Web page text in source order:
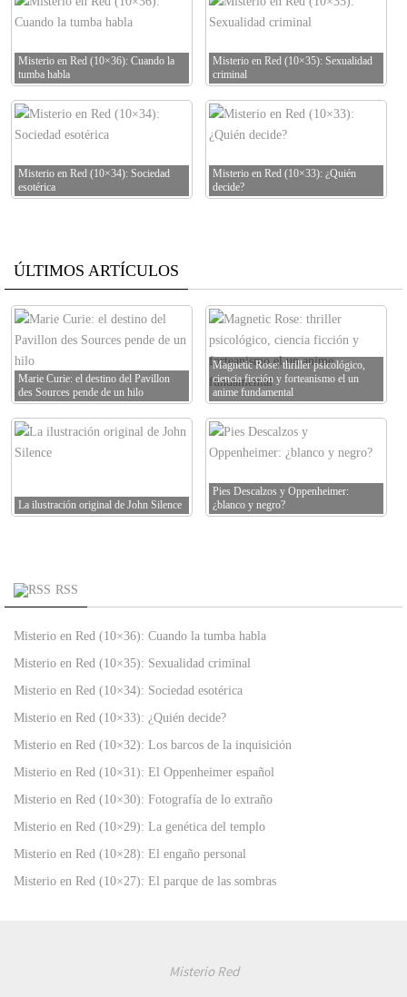
Misterio en Red (10×36): Cuando la
tumba habla
Misterio en Red (10×35): Sexualidad
criminal
Misterio en Red (10×34): Sociedad
esotérica
Misterio en Red (10×33): ¿Quién
decide?
ÚLTIMOS ARTÍCULOS
Marie Curie: el destino del Pavillon
des Sources pende de un hilo
Magnetic Rose: thriller psicológico,
ciencia ficción y forteanismo el un
anime fundamental
La ilustración original de John Silence
Pies Descalzos y Oppenheimer:
¿blanco y negro?
RSS
Misterio en Red (10×36): Cuando la tumba habla
Misterio en Red (10×35): Sexualidad criminal
Misterio en Red (10×34): Sociedad esotérica
Misterio en Red (10×33): ¿Quién decide?
Misterio en Red (10×32): Los barcos de la inquisición
Misterio en Red (10×31): El Oppenheimer español
Misterio en Red (10×30): Fotografía de lo extraño
Misterio en Red (10×29): La genética del templo
Misterio en Red (10×28): El engaño personal
Misterio en Red (10×27): El parque de las sombras
Misterio Red